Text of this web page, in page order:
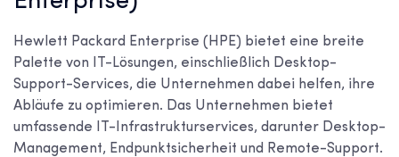
Hewlett Packard Enterprise (HPE) bietet eine breite
Palette von IT-Lösungen, einschließlich Desktop-
Support-Services, die Unternehmen dabei helfen, ihre
Abläufe zu optimieren. Das Unternehmen bietet
umfassende IT-Infrastrukturservices, darunter Desktop-
Management, Endpunktsicherheit und Remote-Support.